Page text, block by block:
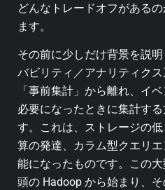
どんなトレードオフがある
ます。
その前に少しだけ背景を説
バビリティ／アナリティク
「事前集計」から離れ、イ
必要になったときに集計す
す。これは、ストレージの
算の発達、カラム型クエリ
能になったものです。この
頭の Hadoop から始まり、